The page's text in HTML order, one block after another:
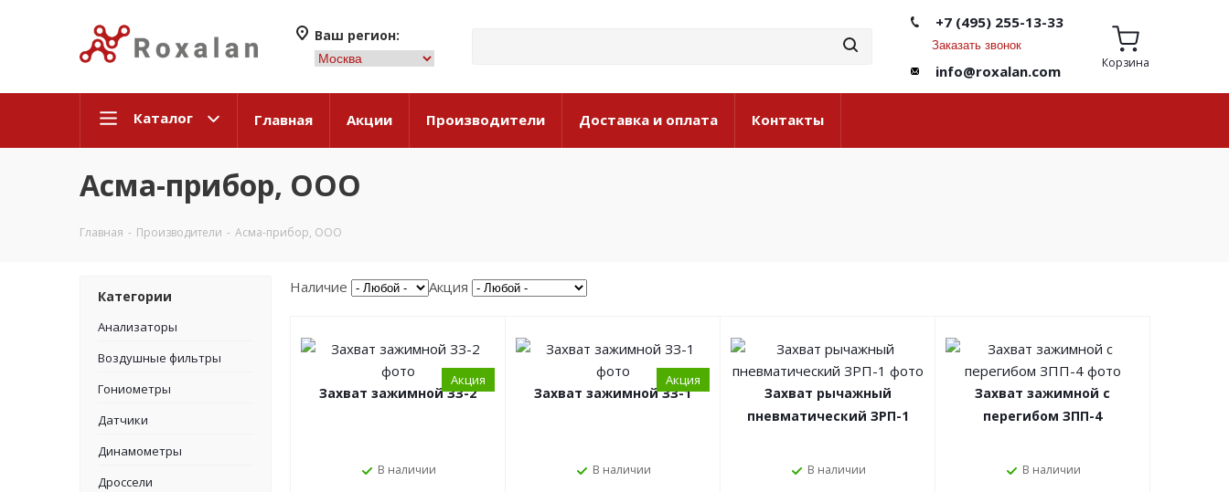
Ваш регион:
+7 (495) 255-13-33
Заказать звонок
info@roxalan.com Корзина
Каталог Главная Акции Производители Доставка и оплата Контакты
Асма-прибор, ООО
Главная - Производители - Асма-прибор, ООО
Категории
Анализаторы
Воздушные фильтры
Гониометры
Датчики
Динамометры
Дроссели
Наличие Акция
Акция
Захват зажимной ЗЗ-2
В наличии
Акция
Захват зажимной ЗЗ-1
В наличии
Захват рычажный
пневматический ЗРП-1
В наличии
Захват зажимной с
перегибом ЗПП-4
В наличии